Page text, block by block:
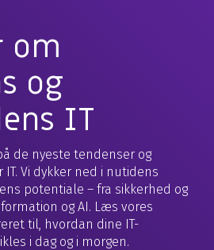
og
IT
de nyeste tendenser og
Vi dykker ned i nutidens
potentiale – fra sikkerhed og
og AI. Læs vores
til, hvordan dine IT-
i dag og i morgen.